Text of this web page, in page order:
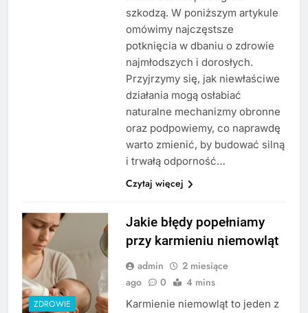
szkodzą. W poniższym artykule
omówimy najczęstsze
potknięcia w dbaniu o zdrowie
najmłodszych i dorosłych.
Przyjrzymy się, jak niewłaściwe
działania mogą osłabiać
naturalne mechanizmy obronne
oraz podpowiemy, co naprawdę
warto zmienić, by budować silną
i trwałą odporność…
Czytaj więcej
ZDROWIE
Jakie błędy popełniamy
przy karmieniu niemowląt
admin
2 miesiące
ago
0 4 mins
Karmienie niemowląt to jeden z